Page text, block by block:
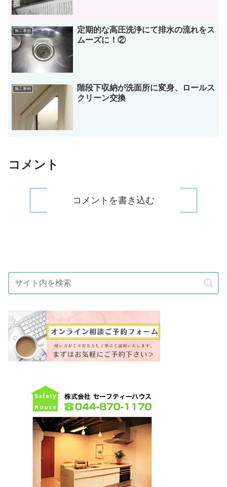
施工事例
定期的な高圧洗浄にて排水の流れをス
ムーズに！②
施工事例
階段下収納が洗面所に変身、ロールス
クリーン交換
コメント
コメントを書き込む